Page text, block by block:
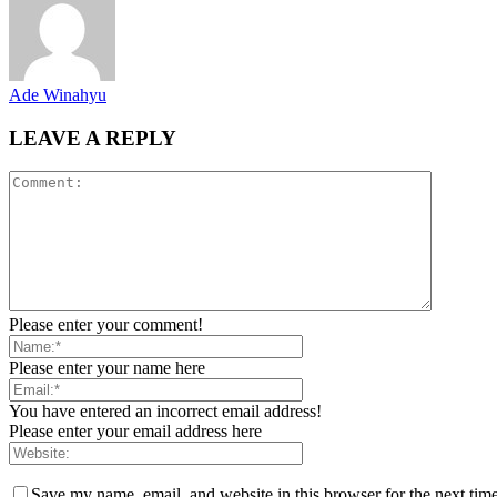
Ade Winahyu
LEAVE A REPLY
Please enter your comment!
Please enter your name here
You have entered an incorrect email address!
Please enter your email address here